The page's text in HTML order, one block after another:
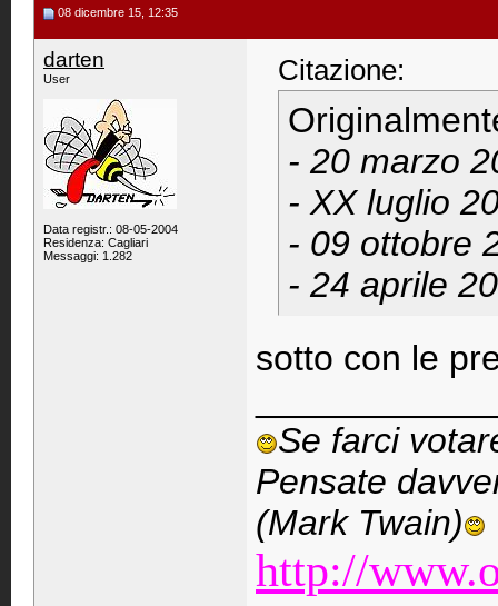
08 dicembre 15, 12:35
darten
User
Data registr.: 08-05-2004
Residenza: Cagliari
Messaggi: 1.282
Citazione:
- 20 marzo
- XX luglio
- 09 ottobre
- 24 aprile
sotto con le
Se farci
Pensate
(Mark Twain)
http://